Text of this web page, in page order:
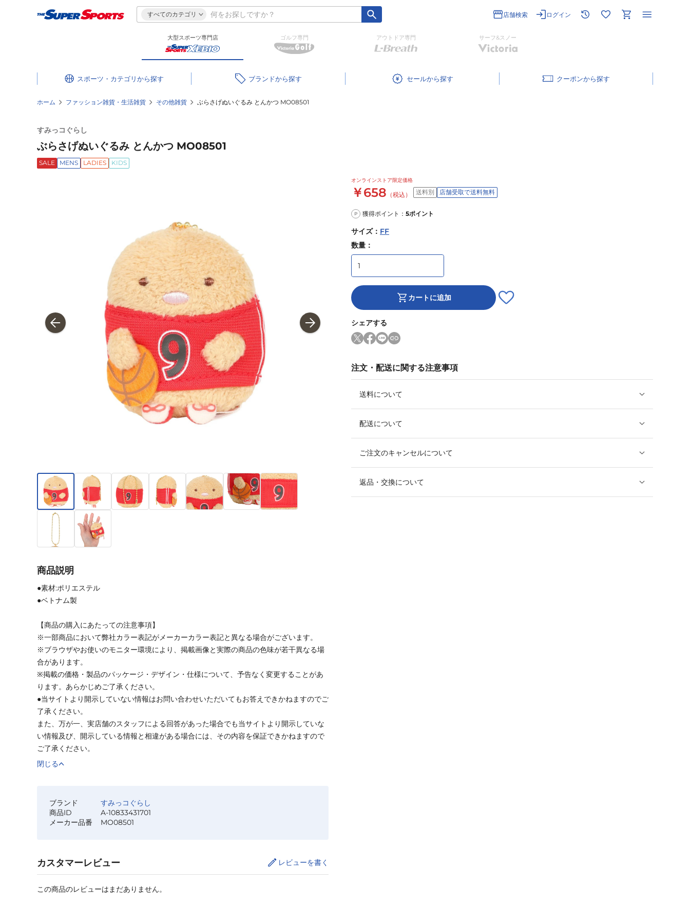
すべてのカテゴリ 店舗検索 ログイン
大型スポーツ専門店 ゴルフ専門 アウトドア専門 サーフ&スノー
スポーツ・カテゴリ ブランド セール クーポン
ホーム ファッション雑貨・生活雑貨 その他雑貨 ぶらさげぬいぐるみ とんかつ MO08501
すみっコぐらし
ぶらさげぬいぐるみ とんかつ MO08501
SALE MENS LADIES KIDS
オンラインストア限定価格
￥658 （税込） 送料別 店舗受取で送料無料
P 獲得ポイント： 5ポイント
サイズ： FF
数量：
カートに追加
シェアする
注文・配送に関する注意事項
送料について
配送について
ご注文のキャンセルについて
返品・交換について
商品説明
●素材:ポリエステル
●ベトナム製
【商品の購入にあたっての注意事項】
※一部商品において弊社カラー表記がメーカーカラー表記と異なる場合がございます。
※ブラウザやお使いのモニター環境により、掲載画像と実際の商品の色味が若干異なる場
合があります。
※掲載の価格・製品のパッケージ・デザイン・仕様について、予告なく変更することがあ
ります。あらかじめご了承ください。
●当サイトより開示していない情報はお問い合わせいただいてもお答えできかねますのでご
了承ください。
また、万が一、実店舗のスタッフによる回答があった場合でも当サイトより開示していな
い情報及び、開示している情報と相違がある場合には、その内容を保証できかねますので
ご了承ください。
閉じる
ブランド
すみっコぐらし
商品ID
A-10833431701
メーカー品番
MO08501
カスタマーレビュー レビューを書く
この商品のレビューはまだありません。